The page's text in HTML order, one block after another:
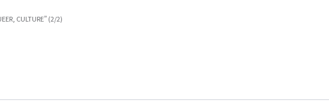
CULTURE” (2/2)